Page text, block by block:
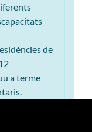
de
a terme